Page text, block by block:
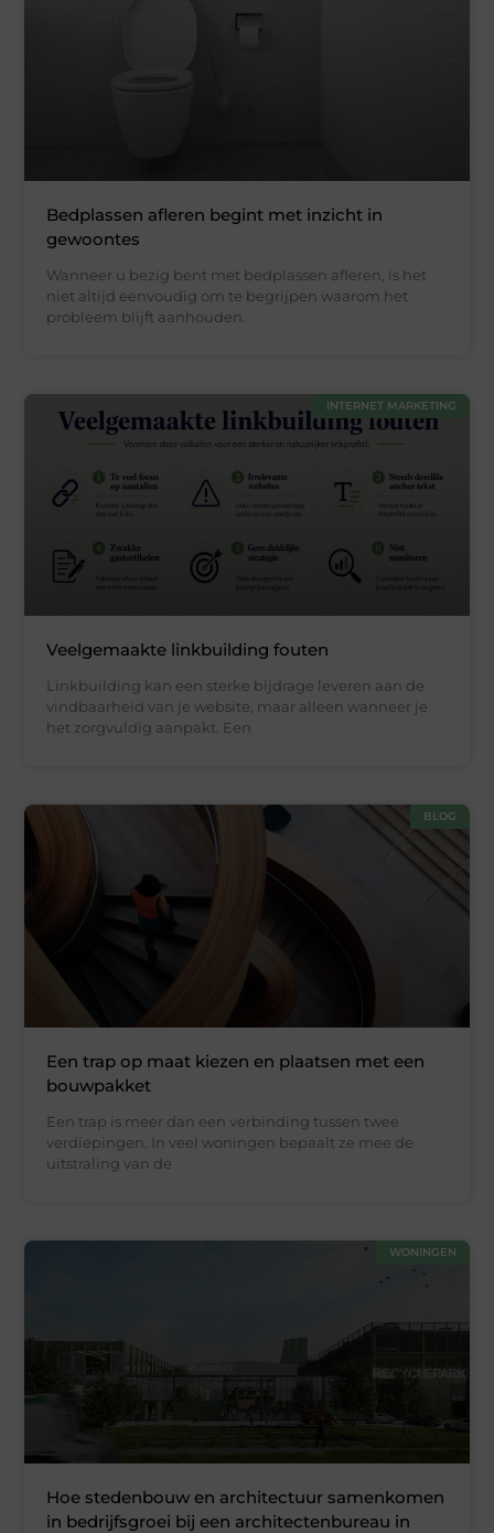
Bedplassen afleren begint met inzicht in
gewoontes
Wanneer u bezig bent met bedplassen afleren, is het
niet altijd eenvoudig om te begrijpen waarom het
probleem blijft aanhouden.
INTERNET MARKETING
Veelgemaakte linkbuilding fouten
Linkbuilding kan een sterke bijdrage leveren aan de
vindbaarheid van je website, maar alleen wanneer je
het zorgvuldig aanpakt. Een
BLOG
Een trap op maat kiezen en plaatsen met een
bouwpakket
Een trap is meer dan een verbinding tussen twee
verdiepingen. In veel woningen bepaalt ze mee de
uitstraling van de
WONINGEN
Hoe stedenbouw en architectuur samenkomen
in bedrijfsgroei bij een architectenbureau in